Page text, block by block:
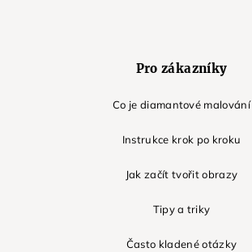
Pro zákazníky
Co je diamantové malování
Instrukce krok po kroku
Jak začít tvořit obrazy
Tipy a triky
Často kladené otázky